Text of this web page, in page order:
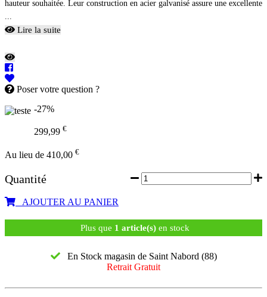
hauteur souhaitée. Leur construction en acier galvanisé assure une excellente
...
Lire la suite
Poser votre question ?
-27%
299,99 €
Au lieu de 410,00 €
Quantité
AJOUTER AU PANIER
Plus que 1 article(s)en stock
En Stock magasin de Saint Nabord (88)
Retrait Gratuit